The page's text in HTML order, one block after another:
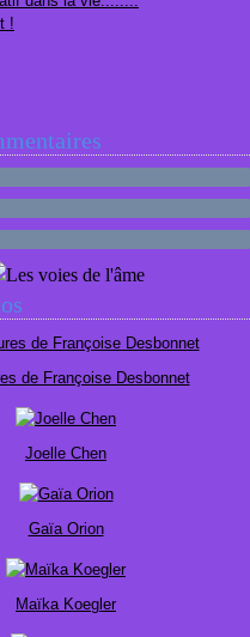
!
de Françoise Desbonnet
Joelle Chen
Gaïa Orion
Maïka Koegler